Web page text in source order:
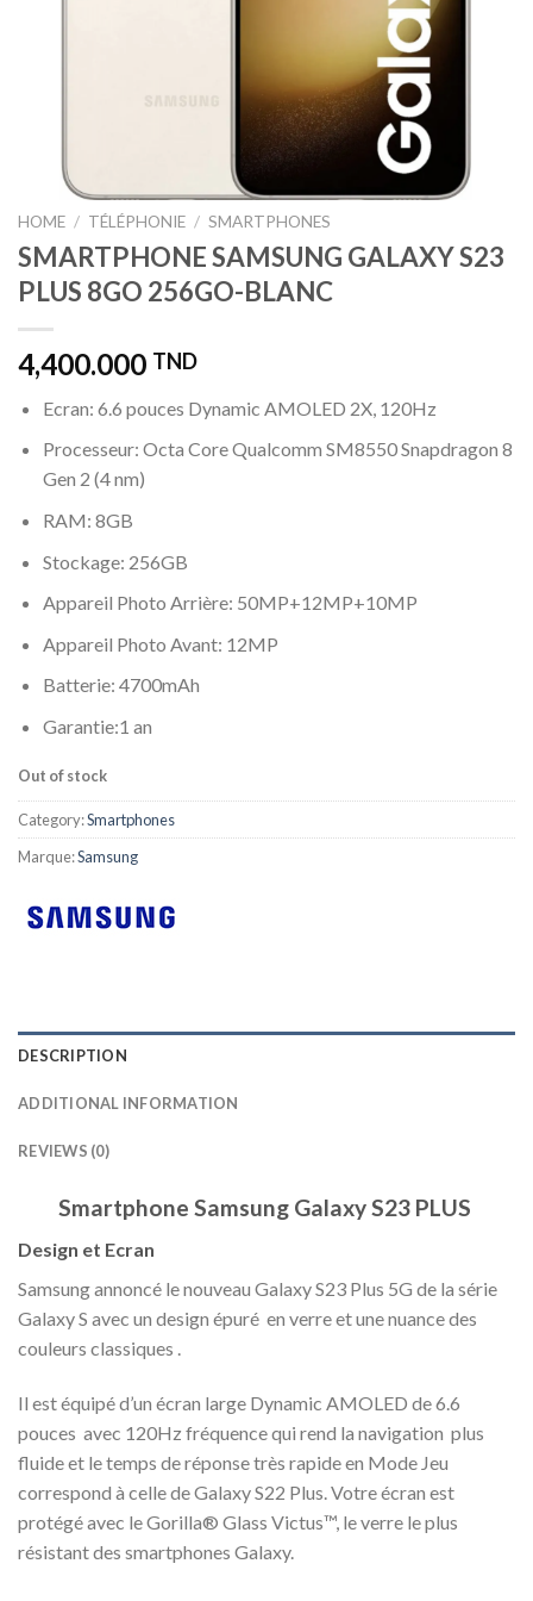
HOME / TÉLÉPHONIE / SMARTPHONES
SMARTPHONE SAMSUNG GALAXY S23
PLUS 8GO 256GO-BLANC
4,400.000 TND
Ecran: 6.6 pouces Dynamic AMOLED 2X, 120Hz
Processeur: Octa Core Qualcomm SM8550 Snapdragon 8
Gen 2 (4 nm)
RAM: 8GB
Stockage: 256GB
Appareil Photo Arrière: 50MP+12MP+10MP
Appareil Photo Avant: 12MP
Batterie: 4700mAh
Garantie:1 an
Out of stock
Category:Smartphones
Marque:Samsung
DESCRIPTION
ADDITIONAL INFORMATION
REVIEWS (0)
Smartphone Samsung Galaxy S23 PLUS
Design et Ecran
Samsung annoncé le nouveau Galaxy S23 Plus 5G de la série
Galaxy S avec un design épuré en verre et une nuance des
couleurs classiques .
Il est équipé d’un écran large Dynamic AMOLED de 6.6
pouces avec 120Hz fréquence qui rend la navigation plus
fluide et le temps de réponse très rapide en Mode Jeu
correspond à celle de Galaxy S22 Plus. Votre écran est
protégé avec le Gorilla® Glass Victus™, le verre le plus
résistant des smartphones Galaxy.